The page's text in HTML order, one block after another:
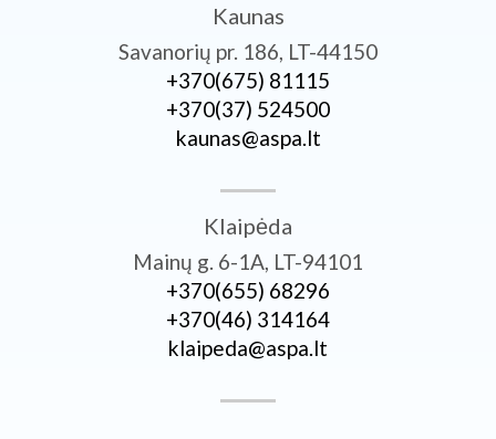
Kaunas
Savanorių pr. 186, LT-44150
+370­(675) 81115
+370­(37) 524500
kaunas@aspa.lt
Klaipėda
Mainų g. 6-1A, LT-94101
+370­(655) 68296
+370­(46) 314164
klaipeda@aspa.lt